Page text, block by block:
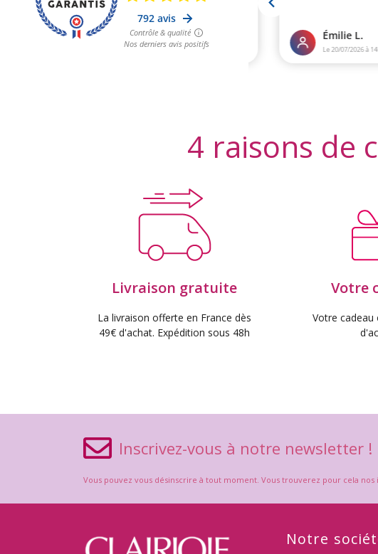
4 raisons de
Livraison gratuite
La livraison offerte en France dès
49€ d'achat. Expédition sous 48h
Votre
Votre
Inscrivez-vous à notre newsletter !
Vous pouvez vous désinscrire à tout moment. Vous trouverez pour cela
Notre